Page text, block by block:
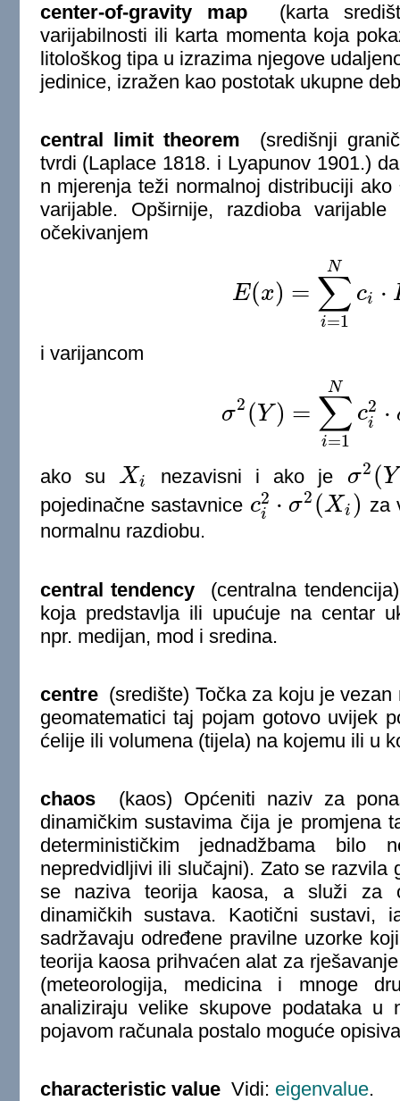
center-of-gravity map (karta
varijabilnosti ili karta momenta koja
litološkog tipa u izrazima njegove
jedinice, izražen kao postotak ukupne
central limit theorem (središnji
tvrdi (Laplace 1818. i Lyapunov 1901.)
n mjerenja teži normalnoj distribuciji ako
varijable. Opširnije, razdioba varijable
očekivanjem
E(x) = ∑
i=1
N
ci ⋅
E(x ∑i ci⋅E X )
i varijancom
σ2 (Y) = ∑
i=1
N
c2
i ⋅
σ2(Y ∑i= ci2⋅ 2( Xi
ako suXi
Xi nezavisni i ako je σ2 (Y
σ2 )
pojedinačne sastavnice c2
i ⋅ σ2 (Xi )
ci2⋅ 2 Xi)
za
normalnu razdiobu.
central tendency (centralna
koja predstavlja ili upućuje na centar
npr. medijan, mod i sredina.
centre(središte) Točka za koju je vezan
geomatematici taj pojam gotovo uvijek
ćelije ili volumena (tijela) na kojemu ili u
chaos(kaos) Općeniti naziv za
dinamičkim sustavima čija je promjena
determinističkim jednadžbama bilo
nepredvidljivi ili slučajni). Zato se razvila
se naziva teorija kaosa, a služi za
dinamičkih sustava. Kaotični sustavi,
sadržavaju određene pravilne uzorke
teorija kaosa prihvaćen alat za
(meteorologija, medicina i mnoge
analiziraju velike skupove podataka u
pojavom računala postalo moguće
characteristic valueVidi: eigenvalue.